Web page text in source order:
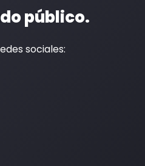
público.
sociales: